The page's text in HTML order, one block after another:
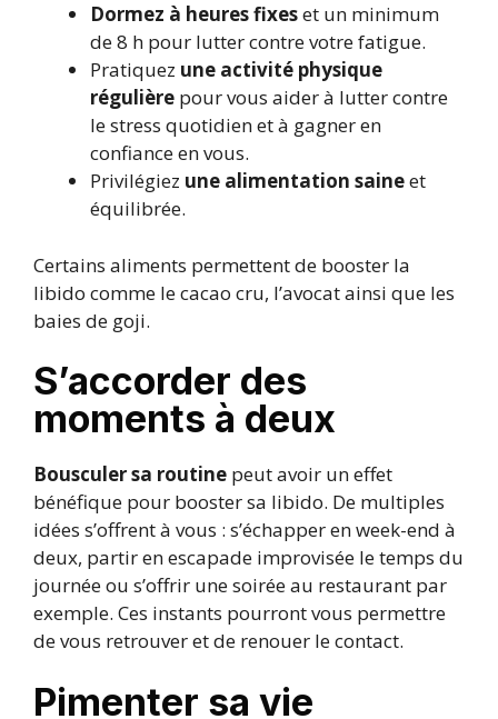
Dormez à heures fixeset un minimum
de 8 h pour lutter contre votre fatigue.
Pratiquez une activité physique
régulière pour vous aider à lutter contre
le stress quotidien et à gagner en
confiance en vous.
Privilégiez une alimentation saineet
équilibrée.
Certains aliments permettent de booster la
libido comme le cacao cru, l’avocat ainsi que les
baies de goji.
S’accorder des
moments à deux
Bousculer sa routine peut avoir un effet
bénéfique pour booster sa libido. De multiples
idées s’offrent à vous : s’échapper en week-end à
deux, partir en escapade improvisée le temps du
journée ou s’offrir une soirée au restaurant par
exemple. Ces instants pourront vous permettre
de vous retrouver et de renouer le contact.
Pimenter sa vie